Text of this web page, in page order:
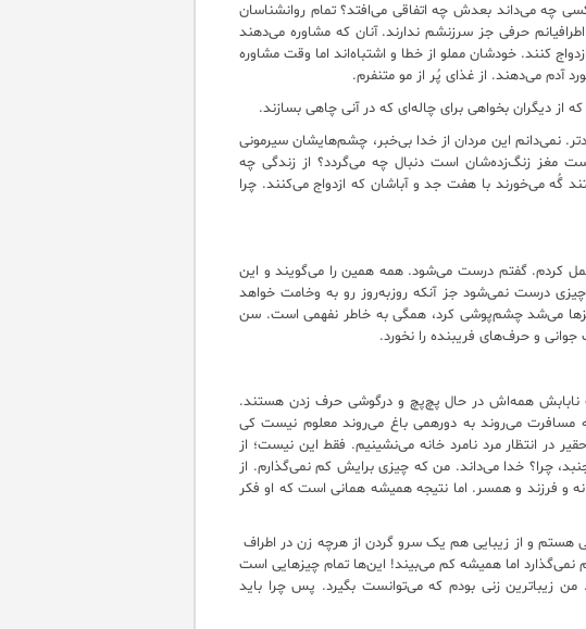
چه می‌داند بعدش چه اتفاقی می‌افتد؟ تمام روانشناسان
حرفی جز سرزنشم ندارند. آنان که مشاوره می‌دهند
کنند. خودشان مملو از خطا و اشتباه‌اند اما وقت مشاوره
آدم می‌دهند. از غذای پُر از مو متنفرم.
دیگران بخواهی برای چاله‌ای که در آنی چاهی بسازند.
نمی‌دانم این مردان از خدا بی‌خبر، چشم‌هایشان سیرمونی
مغز زنگ‌زده‌شان است دنبال چه می‌گردد؟ از زندگی چه
گُه می‌خورند با هفت جد و آباشان که ازدواج می‌کنند. چرا
تحمل کردم. گفتم درست می‌شود. همه همین را می‌گویند و این
درست نمی‌شود جز آنکه روزبه‌روز رو به وخامت خواهد
چیزها می‌شد چشم‌پوشی کرد، همگی به خاطر نفهمی است. سن
و حرف‌های فریبنده را نخورد.
همه‌اش در حال پچ‌پچ و درگوشی حرف زدن هستند.
مسافرت می‌روند به دورهمی باغ می‌روند معلوم نیست کی
در انتظار مرد نامرد خانه می‌نشینیم. فقط این نیست؛ از
چرا؟ خدا می‌داند. من که چیزی برایش کم نمی‌گذارم. از
و فرزند و همسر. اما نتیجه همیشه همانی است که او فکر
و از زیبایی هم یک سرو گردن از هرچه زن در اطراف
اما همیشه کم می‌بیند! این‌ها تمام چیزهایی است
زیباترین زنی بودم که می‌توانست بگیرد. پس چرا باید